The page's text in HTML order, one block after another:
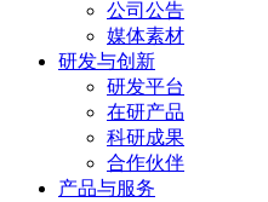
公司公告
媒体素材
研发与创新
研发平台
在研产品
科研成果
合作伙伴
产品与服务